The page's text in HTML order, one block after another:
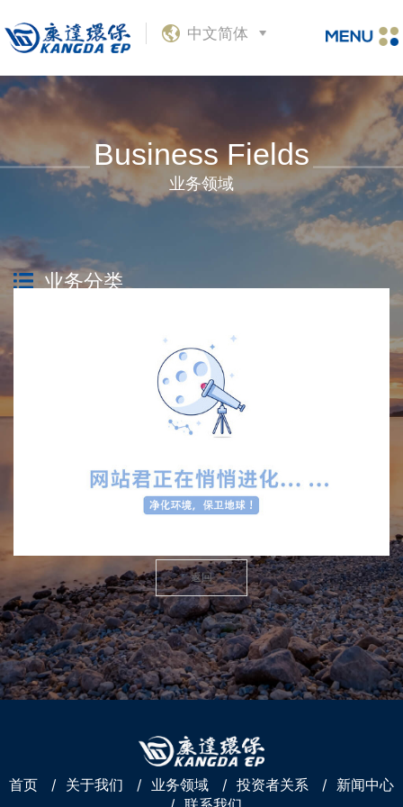
中文简体
Business Fields
业务领域
业务分类
返回
首页 / 关于我们 / 业务领域 / 投资者关系 /
新闻中心